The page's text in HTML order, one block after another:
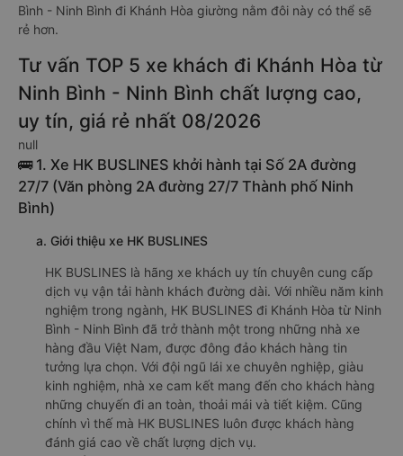
Bình - Ninh Bình đi Khánh Hòa giường nằm đôi này có thể sẽ
rẻ hơn.
Tư vấn TOP 5 xe khách đi Khánh Hòa từ
Ninh Bình - Ninh Bình chất lượng cao,
uy tín, giá rẻ nhất 08/2026
null
🚌 1. Xe HK BUSLINES khởi hành tại Số 2A đường
27/7 (Văn phòng 2A đường 27/7 Thành phố Ninh
Bình)
a. Giới thiệu xe HK BUSLINES
HK BUSLINES là hãng xe khách uy tín chuyên cung cấp
dịch vụ vận tải hành khách đường dài. Với nhiều năm kinh
nghiệm trong ngành, HK BUSLINES đi Khánh Hòa từ Ninh
Bình - Ninh Bình đã trở thành một trong những nhà xe
hàng đầu Việt Nam, được đông đảo khách hàng tin
tưởng lựa chọn. Với đội ngũ lái xe chuyên nghiệp, giàu
kinh nghiệm, nhà xe cam kết mang đến cho khách hàng
những chuyến đi an toàn, thoải mái và tiết kiệm. Cũng
chính vì thế mà HK BUSLINES luôn được khách hàng
đánh giá cao về chất lượng dịch vụ.